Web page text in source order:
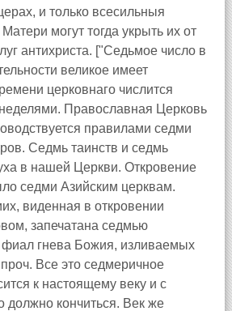
и только всесильныя
могут тогда укрыть их от
антихриста. ["Седьмое число в
великое имеет
церковнаго числится
Православная Церковь
правилами седми
Седмь таинств и седмь
в нашей Церкви. Откровение
седми Азийским церквам.
виденная в откровении
запечатана седмью
гнева Божия, изливаемых
Все это седмеричное
к настоящему веку и с
должно кончиться. Век же